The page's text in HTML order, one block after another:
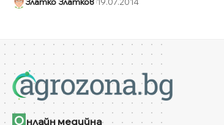
О нлайн медийна